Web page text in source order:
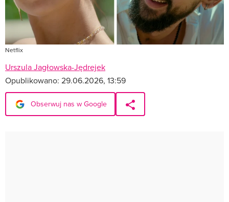
Netflix
Urszula Jagłowska-Jędrejek
Opublikowano: 29.06.2026, 13:59
Obserwuj nas w Google